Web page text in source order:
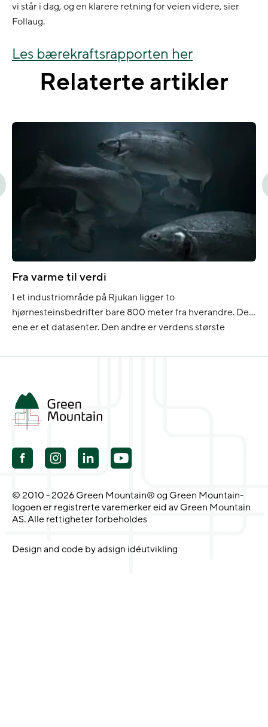
vi står i dag, og en klarere retning for veien videre, sier
Follaug.
Les bærekraftsrapporten her
Relaterte artikler
Fra varme til verdi
I et industriområde på Rjukan ligger to
hjørnesteinsbedrifter bare 800 meter fra hverandre. Den
ene er et datasenter. Den andre er verdens største
Mountain og Hima Seafood inngått et tverrindustrielt
Partnerskapet kobler to industrier som […]
© 2010 - 2026 Green Mountain® og Green Mountain-
logoen er registrerte varemerker eid av Green Mountain
AS. Alle rettigheter forbeholdes
Design and code by adsign idéutvikling